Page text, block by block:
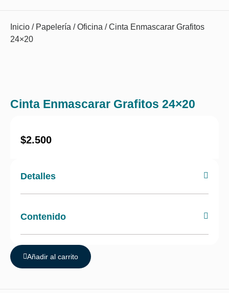
Inicio / Papelería /Oficina / Cinta Enmascarar Grafitos
24×20
Cinta Enmascarar Grafitos 24×20
$2.500
Detalles
Contenido
Añadir al carrito